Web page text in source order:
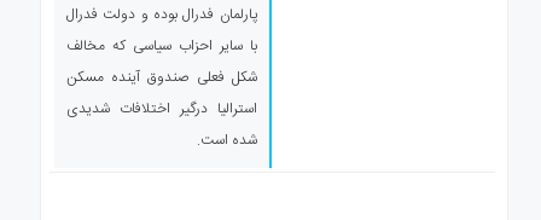
پارلمان فدرال بوده و دولت فدرال
با سایر احزاب سیاسی که مخالف
شکل فعلی صندوق آینده مسکن
استرالیا درگیر اختلافات شدیدی
شده است.